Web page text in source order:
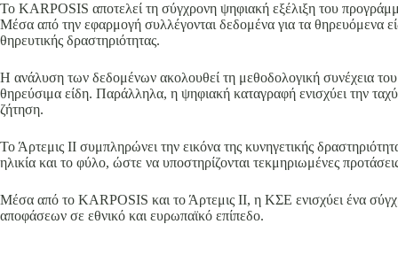
Το KARPOSIS αποτελεί τη σύγχρονη ψηφιακή εξέλιξη του
Μέσα από την εφαρμογή συλλέγονται δεδομένα για τα θηρευόμενα
θηρευτικής δραστηριότητας.
Η ανάλυση των δεδομένων ακολουθεί τη μεθοδολογική συνέχεια
θηρεύσιμα είδη. Παράλληλα, η ψηφιακή καταγραφή ενισχύει την
ζήτηση.
Το Άρτεμις ΙΙ συμπληρώνει την εικόνα της κυνηγετικής
ηλικία και το φύλο, ώστε να υποστηρίζονται τεκμηριωμένες
Μέσα από το KARPOSIS και το Άρτεμις ΙΙ, η ΚΣΕ ενισχύει ένα
αποφάσεων σε εθνικό και ευρωπαϊκό επίπεδο.